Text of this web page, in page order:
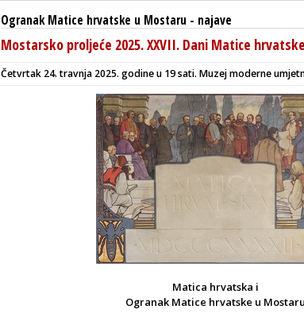
Ogranak Matice hrvatske u Mostaru - najave
Mostarsko proljeće 2025. XXVII. Dani Matice
Četvrtak 24. travnja 2025. godine u 19 sati. Muzej moderne
Matica hrvatska i
Ogranak Matice hrvatske u Mostaru